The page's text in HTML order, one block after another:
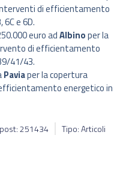
di efficientamento
e 6D.
euro adAlbinoper la
di efficientamento
41/43.
Paviaper la copertura
energetico in
251434 Tipo: Articoli